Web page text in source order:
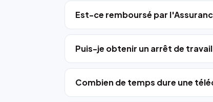
Est-ce remboursé par
Puis-je obtenir un arrêt de
Combien de temps dure une